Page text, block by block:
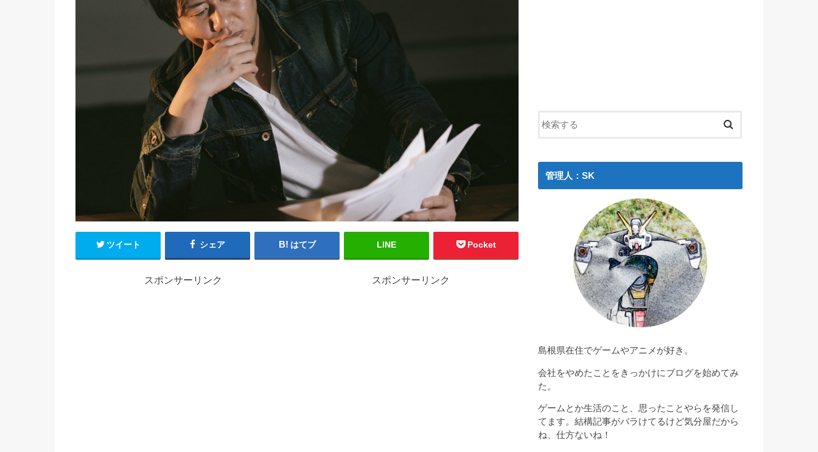
ツイート シェア はてブ LINE Pocket
スポンサーリンク スポンサーリンク
管理人：SK
島根県在住でゲームやアニメが好き。
会社をやめたことをきっかけにブログを始めてみ
た。
ゲームとか生活のこと、思ったことやらを発信し
てます。結構記事がバラけてるけど気分屋だから
ね、仕方ないね！